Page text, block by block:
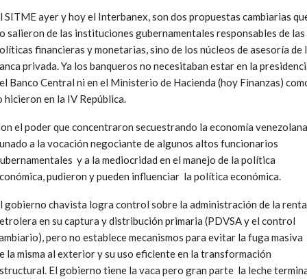
SITME ayer y hoy el Interbanex, son dos propuestas cambiarias
salieron de las instituciones gubernamentales responsables de las
financieras y monetarias, sino de los núcleos de asesoría de
privada. Ya los banqueros no necesitaban estar en la
Banco Central ni en el Ministerio de Hacienda (hoy Finanzas)
hicieron en la IV República.
el poder que concentraron secuestrando la economía
a la vocación negociante de algunos altos funcionarios
y a la mediocridad en el manejo de la política
pudieron y pueden influenciar la política económica.
gobierno chavista logra control sobre la administración de la renta
en su captura y distribución primaria (PDVSA y el control
pero no establece mecanismos para evitar la fuga masiva
la misma al exterior y su uso eficiente en la transformación
El gobierno tiene la vaca pero gran parte la leche